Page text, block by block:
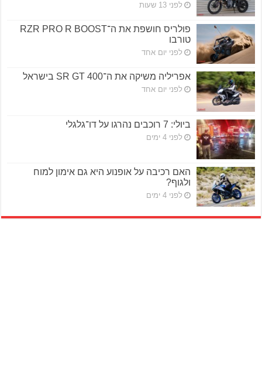
לפני 13 שעות
פולריס חושפת את ה־RZR PRO R BOOST
טורבו
לפני יום אחד
אפריליה משיקה את ה־SR GT 400 בישראל
לפני יום אחד
ביולי: 7 רוכבים נהרגו על דו־גלגלי
לפני 4 ימים
האם רכיבה על אופנוע היא גם אימון למוח
ולגוף?
לפני 4 ימים